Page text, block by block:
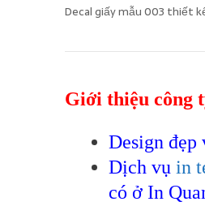
Decal giấy mẫu 003 thiết
Giới thiệu công
Design đẹp
Dịch vụ in
có ở In